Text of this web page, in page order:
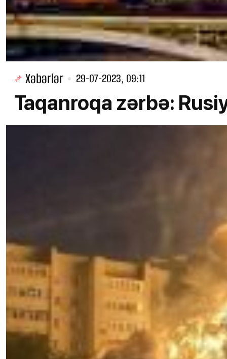
Xəbərlər 29-07-2023, 09:11
Taqanroqa zərbə: